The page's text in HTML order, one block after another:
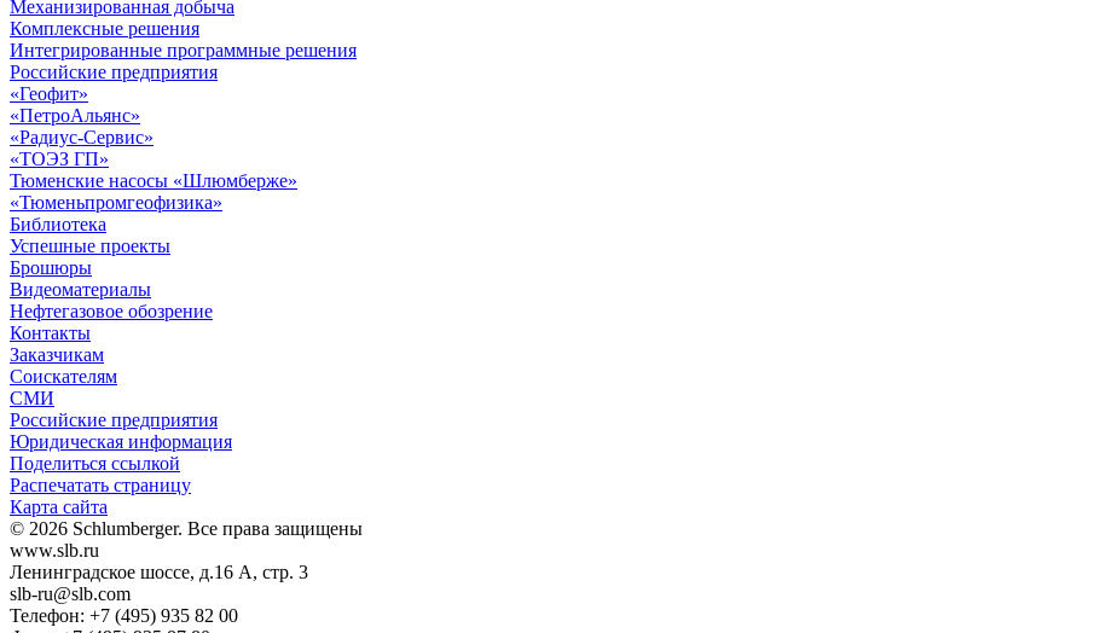
Механизированная добыча
Комплексные решения
Интегрированные программные решения
Российские предприятия
«Геофит»
«ПетроАльянс»
«Радиус-Сервис»
«ТОЭЗ ГП»
Тюменские насосы «Шлюмберже»
«Тюменьпромгеофизика»
Библиотека
Успешные проекты
Брошюры
Видеоматериалы
Нефтегазовое обозрение
Контакты
Заказчикам
Соискателям
СМИ
Российские предприятия
Юридическая информация
Поделиться ссылкой
Распечатать страницу
Карта сайта
© 2026 Schlumberger. Все права защищены
www.slb.ru
Ленинградское шоссе, д.16 А, стр. 3
slb-ru@slb.com
Телефон: +7 (495) 935 82 00